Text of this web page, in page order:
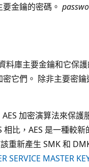
金鑰的密碼。
料庫主要金鑰和它保
它們。 除非主要密
加密演算法來保
比，AES 是一種較
重新產生 SMK 和
SERVICE MASTER